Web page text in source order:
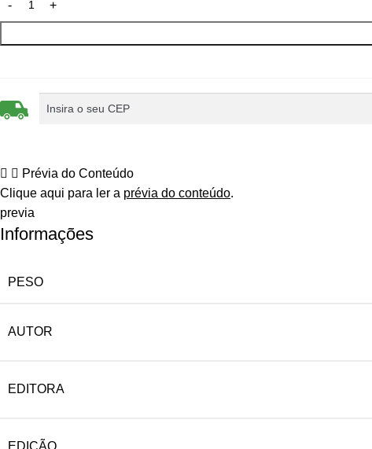
Prévia do Conteúdo
Clique aqui para ler a prévia do conteúdo.
previa
Informações
PESO
AUTOR
EDITORA